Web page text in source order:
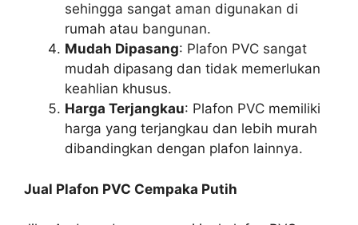
sehingga sangat aman digunakan di
rumah atau bangunan.
Mudah Dipasang: Plafon PVC sangat
mudah dipasang dan tidak memerlukan
keahlian khusus.
Harga Terjangkau: Plafon PVC memiliki
harga yang terjangkau dan lebih murah
dibandingkan dengan plafon lainnya.
Jual Plafon PVC Cempaka Putih